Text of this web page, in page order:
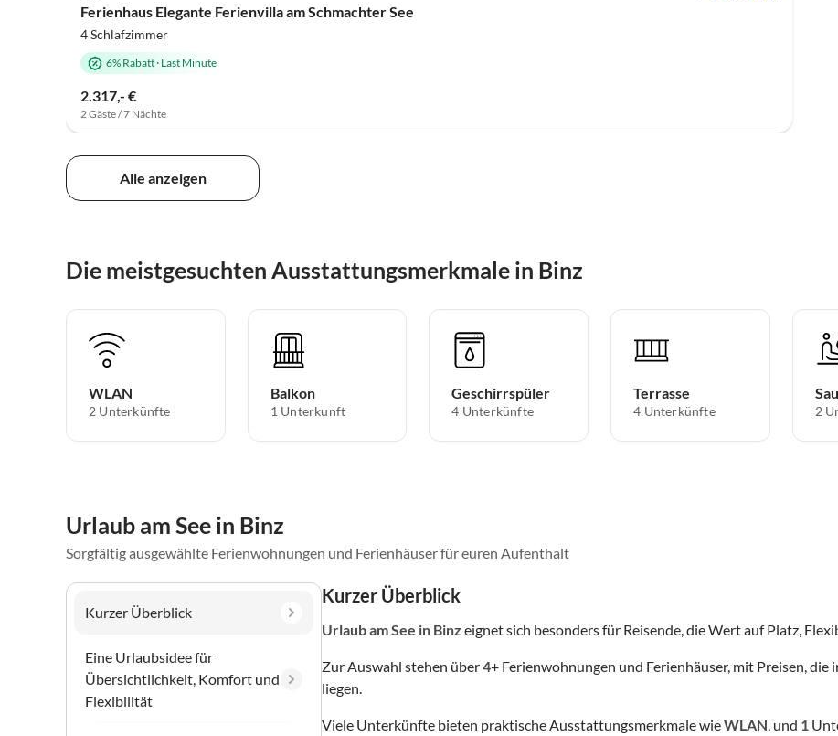
Ferienhaus Elegante Ferienvilla am Schmachter See
4 Schlafzimmer
6% Rabatt· Last Minute
2.317,- €
2 Gäste / 7 Nächte
Alle anzeigen
Die meistgesuchten Ausstattungsmerkmale in Binz
WLAN
2 Unterkünfte
Balkon
1 Unterkunft
Geschirrspüler
4 Unterkünfte
Terrasse
4 Unterkünfte 2
Urlaub am See in Binz
Sorgfältig ausgewählte Ferienwohnungen und Ferienhäuser für euren Aufenthalt
Kurzer Überblick
Eine Urlaubsidee für
Übersichtlichkeit, Komfort und
Flexibilität
Kurzer Überblick
Urlaub am See in Binz eignet sich besonders für Reisende, die Wert auf Platz,
Zur Auswahl stehen über4+ Ferienwohnungen und Ferienhäuser, mit Preisen, die
liegen.
Viele Unterkünfte bieten praktische Ausstattungsmerkmale wieWLAN, und 1